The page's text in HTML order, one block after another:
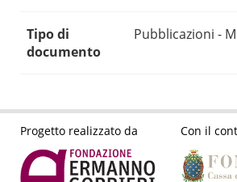
Tipo di
documento
Pubblicazioni -
Progetto realizzato da Con il